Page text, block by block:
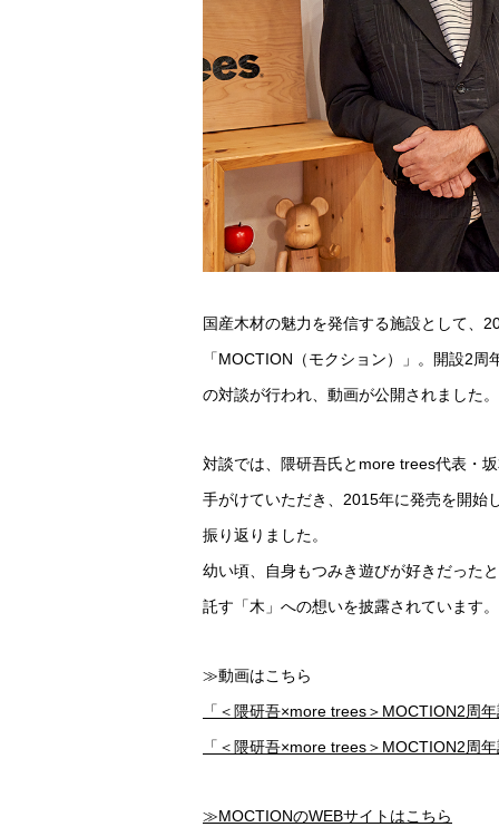
国産木材の魅力を発信する施設として、
「MOCTION（モクション）」。開設2
の対談が行われ、動画が公開されました。
対談では、隈研吾氏とmore trees代表・
手がけていただき、2015年に発売を開始
振り返りました。
幼い頃、自身もつみき遊びが好きだった
託す「木」への想いを披露されています。
≫動画はこちら
「＜隈研吾×more trees＞MOCTION2周
「＜隈研吾×more trees＞MOCTION2周
≫MOCTIONのWEBサイトはこちら